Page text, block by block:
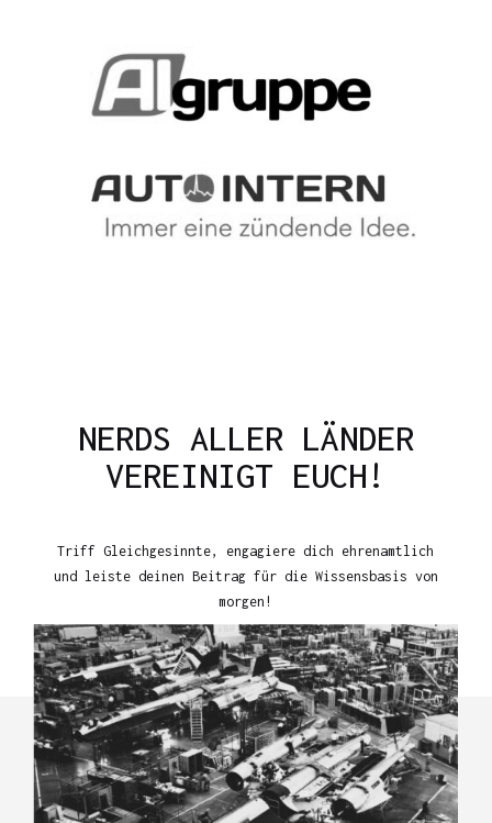
NERDS ALLER LÄNDER
VEREINIGT EUCH!
Triff Gleichgesinnte, engagiere dich ehrenamtlich
und leiste deinen Beitrag für die Wissensbasis von
morgen!